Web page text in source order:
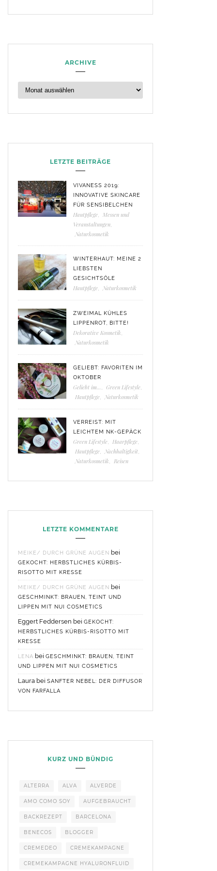
ARCHIVE
LETZTE BEITRÄGE
VIVANESS 2019:
INNOVATIVE SKINCARE
FÜR SENSIBELCHEN
Hautpflege
Messen und
Veranstaltungen
Naturkosmetik
WINTERHAUT: MEINE 2
LIEBSTEN
GESICHTSÖLE
Hautpflege Naturkosmetik
ZWEIMAL KÜHLES
LIPPENROT, BITTE!
Dekorative Kosmetik
Naturkosmetik
GELIEBT: FAVORITEN IM
OKTOBER
Geliebt im... Green Lifestyle
Hautpflege
Naturkosmetik
VERREIST: MIT
LEICHTEM NK-GEPÄCK
Green Lifestyle Haarpflege
Hautpflege
Nachhaltigkeit
Naturkosmetik
Reisen
LETZTE KOMMENTARE
MEIKE/ DURCH GRÜNE AUGEN bei
GEKOCHT: HERBSTLICHES KÜRBIS-
RISOTTO MIT KRESSE
MEIKE/ DURCH GRÜNE AUGEN bei
GESCHMINKT: BRAUEN, TEINT UND
LIPPEN MIT NUI COSMETICS
Eggert Feddersen bei GEKOCHT:
HERBSTLICHES KÜRBIS-RISOTTO MIT
KRESSE
LENA bei GESCHMINKT: BRAUEN, TEINT
UND LIPPEN MIT NUI COSMETICS
Laura bei SANFTER NEBEL: DER DIFFUSOR
VON FARFALLA
KURZ UND BÜNDIG
ALTERRA ALVA ALVERDE
AMO COMO SOY AUFGEBRAUCHT
BACKREZEPT BARCELONA
BENECOS BLOGGER
CREMEDEO CREMEKAMPAGNE
CREMEKAMPAGNE HYALURONFLUID